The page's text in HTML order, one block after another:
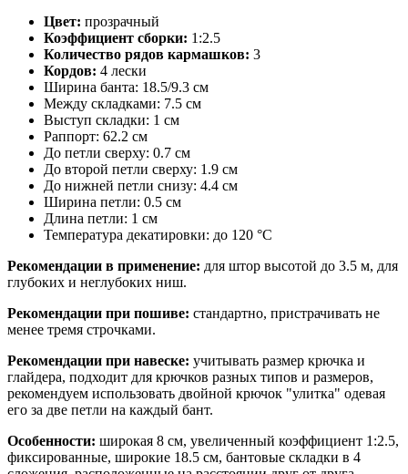
Цвет: прозрачный
Коэффициент сборки: 1:2.5
Количество рядов кармашков: 3
Кордов: 4 лески
Ширина банта: 18.5/9.3 см
Между складками: 7.5 см
Выступ складки: 1 см
Раппорт: 62.2 см
До петли сверху: 0.7 см
До второй петли сверху: 1.9 см
До нижней петли снизу: 4.4 см
Ширина петли: 0.5 см
Длина петли: 1 см
Температура декатировки: до 120 °С
Рекомендации в применение: для штор высотой до 3.5 м, для
глубоких и неглубоких ниш.
Рекомендации при пошиве: стандартно, пристрачивать не
менее тремя строчками.
Рекомендации при навеске: учитывать размер крючка и
глайдера, подходит для крючков разных типов и размеров,
рекомендуем использовать двойной крючок "улитка" одевая
его за две петли на каждый бант.
Особенности: широкая 8 см, увеличенный коэффициент 1:2.5,
фиксированные, широкие 18.5 см, бантовые складки в 4